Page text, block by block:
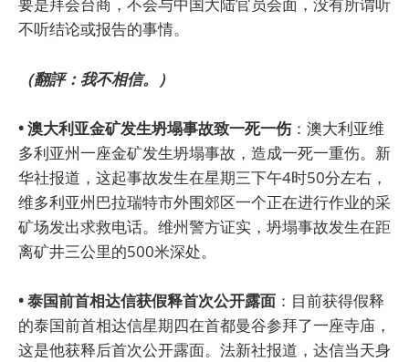
要是拜会台商，不会与中国大陆官员会面，没有所谓听
不听结论或报告的事情。
（翻評：我不相信。）
• 澳大利亚金矿发生坍塌事故致一死一伤 ：澳大利亚维
多利亚州一座金矿发生坍塌事故，造成一死一重伤。新
华社报道，这起事故发生在星期三下午4时50分左右，
维多利亚州巴拉瑞特市外围郊区一个正在进行作业的采
矿场发出求救电话。维州警方证实，坍塌事故发生在距
离矿井三公里的500米深处。
• 泰国前首相达信获假释首次公开露面 ：目前获得假释
的泰国前首相达信星期四在首都曼谷参拜了一座寺庙，
这是他获释后首次公开露面。法新社报道，达信当天身